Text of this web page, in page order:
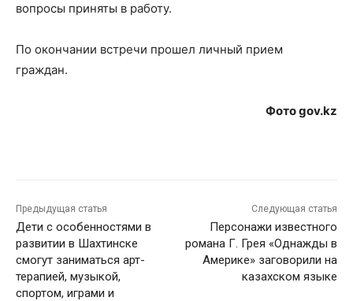
вопросы приняты в работу.
По окончании встречи прошел личный прием
граждан.
Фото gov.kz
Предыдущая статья
Дети с особенностями в
развитии в Шахтинске
смогут заниматься арт-
терапией, музыкой,
спортом, играми и
Следующая статья
Персонажи известного
романа Г. Грея «Однажды в
Америке» заговорили на
казахском языке